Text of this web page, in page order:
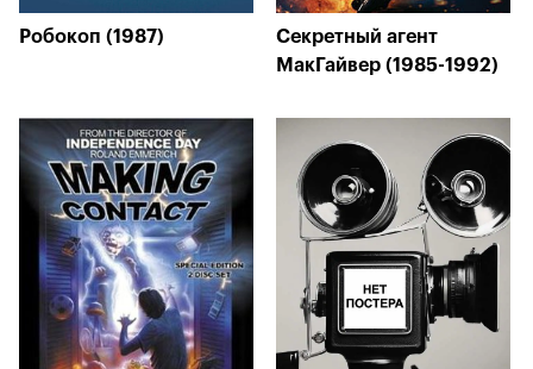
Робокоп (1987)
Секретный агент
МакГайвер (1985-1992)